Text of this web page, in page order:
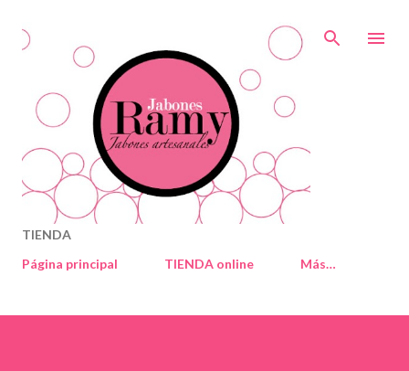
TIENDA
Página principal
TIENDA online Más…